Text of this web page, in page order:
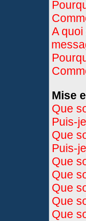
A
Mise
Que
Puis-
Que
Puis-
Que
Que
Que
Que
Que